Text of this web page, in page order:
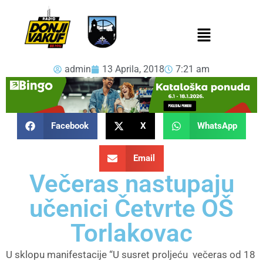
admin 13 Aprila, 2018 7:21 am
Facebook X WhatsApp
Email
Večeras nastupaju
učenici Četvrte OŠ
Torlakovac
U sklopu manifestacije “U susret proljeću večeras od 18